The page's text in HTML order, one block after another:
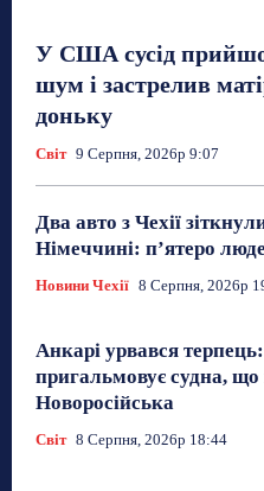
У США сусід
шум і застрелив
доньку
Світ 9 Серпня, 2026р 9:07
Два авто з Чехії
Німеччині: п’ятеро
Новини Чехії 8 Серпня, 2026р
Анкарі урвався
пригальмовує судна, що
Новоросійська
Світ 8 Серпня, 2026р 18:44